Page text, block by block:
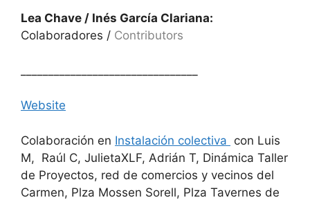
Lea Chave / Inés García Clariana:
Colaboradores / Contributors
Website
Colaboración en Instalación colectiva con Luis
M, Raúl C, JulietaXLF, Adrián T, Dinámica Taller
de Proyectos, red de comercios y vecinos del
Carmen, Plza Mossen Sorell, Plza Tavernes de